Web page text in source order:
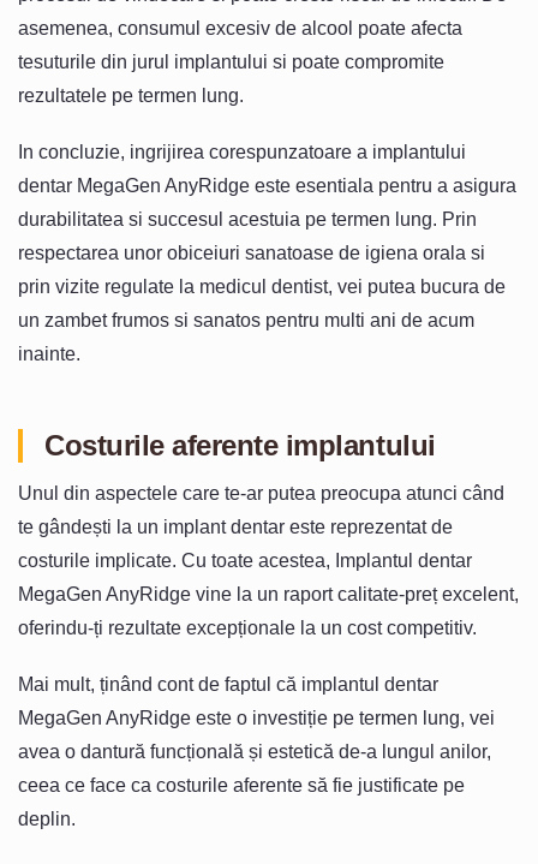
asemenea, consumul excesiv de alcool poate afecta
tesuturile din jurul implantului si poate compromite
rezultatele pe termen lung.
In concluzie, ingrijirea corespunzatoare a implantului
dentar MegaGen AnyRidge este esentiala pentru a asigura
durabilitatea si succesul acestuia pe termen lung. Prin
respectarea unor obiceiuri sanatoase de igiena orala si
prin vizite regulate la medicul dentist, vei putea bucura de
un zambet frumos si sanatos pentru multi ani de acum
inainte.
Costurile aferente implantului
Unul din aspectele care te-ar putea preocupa atunci când
te gândești la un implant dentar este reprezentat de
costurile implicate. Cu toate acestea, Implantul dentar
MegaGen AnyRidge vine la un raport calitate-preț excelent,
oferindu-ți rezultate excepționale la un cost competitiv.
Mai mult, ținând cont de faptul că implantul dentar
MegaGen AnyRidge este o investiție pe termen lung, vei
avea o dantură funcțională și estetică de-a lungul anilor,
ceea ce face ca costurile aferente să fie justificate pe
deplin.